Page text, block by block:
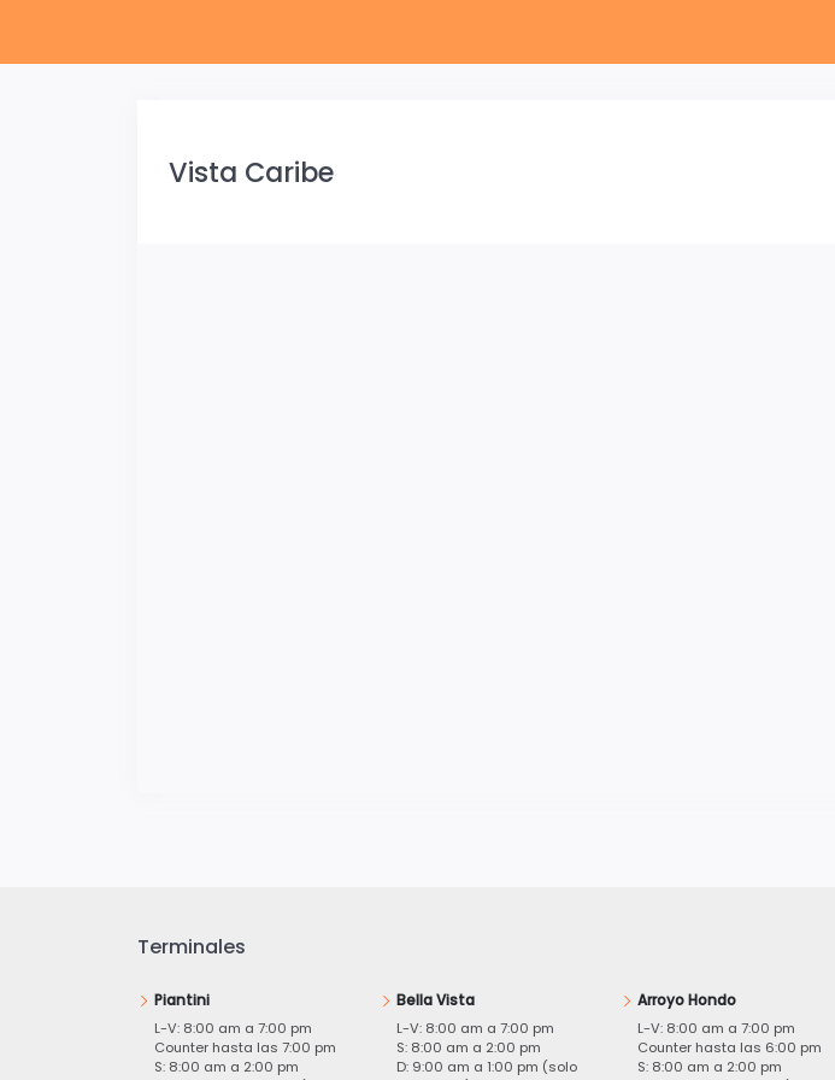
Vista Caribe
Terminales
Piantini
L-V: 8:00 am a 7:00 pm
Counter hasta las 7:00 pm
S: 8:00 am a 2:00 pm
Bella Vista
L-V: 8:00 am a 7:00 pm
S: 8:00 am a 2:00 pm
D: 9:00 am a 1:00 pm (solo
Arroyo Hondo
L-V: 8:00 am a 7:00 pm
Counter hasta las 6:00 pm
S: 8:00 am a 2:00 pm